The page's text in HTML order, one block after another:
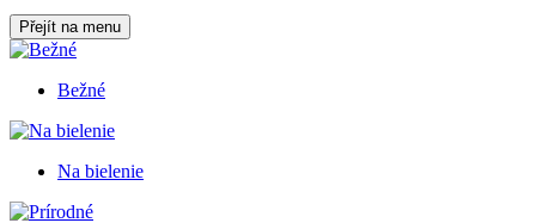
Přejít na menu
Bežné
Na bielenie